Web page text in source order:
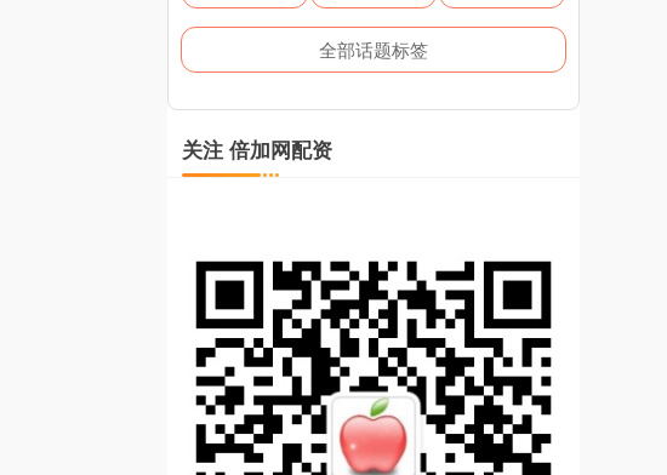
全部话题标签
关注 倍加网配资